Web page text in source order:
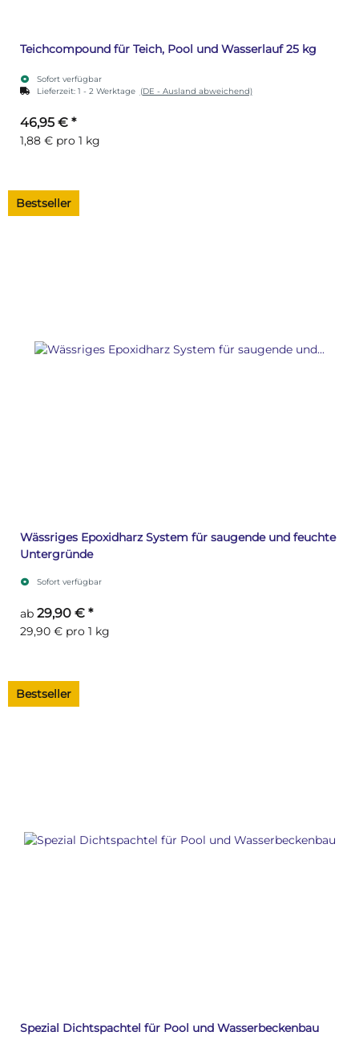
Teichcompound für Teich, Pool und Wasserlauf 25 kg
Sofort verfügbar
Lieferzeit: 1 - 2 Werktage (DE - Ausland abweichend)
46,95 € *
1,88 € pro 1 kg
Bestseller
Wässriges Epoxidharz System für saugende und feuchte
Untergründe
Sofort verfügbar
ab 29,90 € *
29,90 € pro 1 kg
Bestseller
Spezial Dichtspachtel für Pool und Wasserbeckenbau